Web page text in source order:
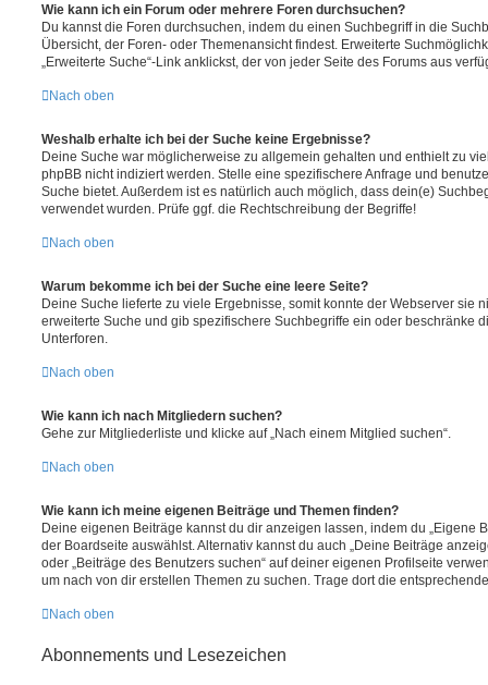
Wie kann ich ein Forum oder mehrere Foren durchsuchen?
Du kannst die Foren durchsuchen, indem du einen Suchbegriff in die
Übersicht, der Foren- oder Themenansicht findest. Erweiterte
„Erweiterte Suche“-Link anklickst, der von jeder Seite des Forums aus
Nach oben
Weshalb erhalte ich bei der Suche keine Ergebnisse?
Deine Suche war möglicherweise zu allgemein gehalten und enthielt zu
phpBB nicht indiziert werden. Stelle eine spezifischere Anfrage und
Suche bietet. Außerdem ist es natürlich auch möglich, dass dein(e)
verwendet wurden. Prüfe ggf. die Rechtschreibung der Begriffe!
Nach oben
Warum bekomme ich bei der Suche eine leere Seite?
Deine Suche lieferte zu viele Ergebnisse, somit konnte der Webserver sie
erweiterte Suche und gib spezifischere Suchbegriffe ein oder beschränke
Unterforen.
Nach oben
Wie kann ich nach Mitgliedern suchen?
Gehe zur Mitgliederliste und klicke auf „Nach einem Mitglied suchen“.
Nach oben
Wie kann ich meine eigenen Beiträge und Themen finden?
Deine eigenen Beiträge kannst du dir anzeigen lassen, indem du „Eigene
der Boardseite auswählst. Alternativ kannst du auch „Deine Beiträge
oder „Beiträge des Benutzers suchen“ auf deiner eigenen Profilseite
um nach von dir erstellen Themen zu suchen. Trage dort die
Nach oben
Abonnements und Lesezeichen